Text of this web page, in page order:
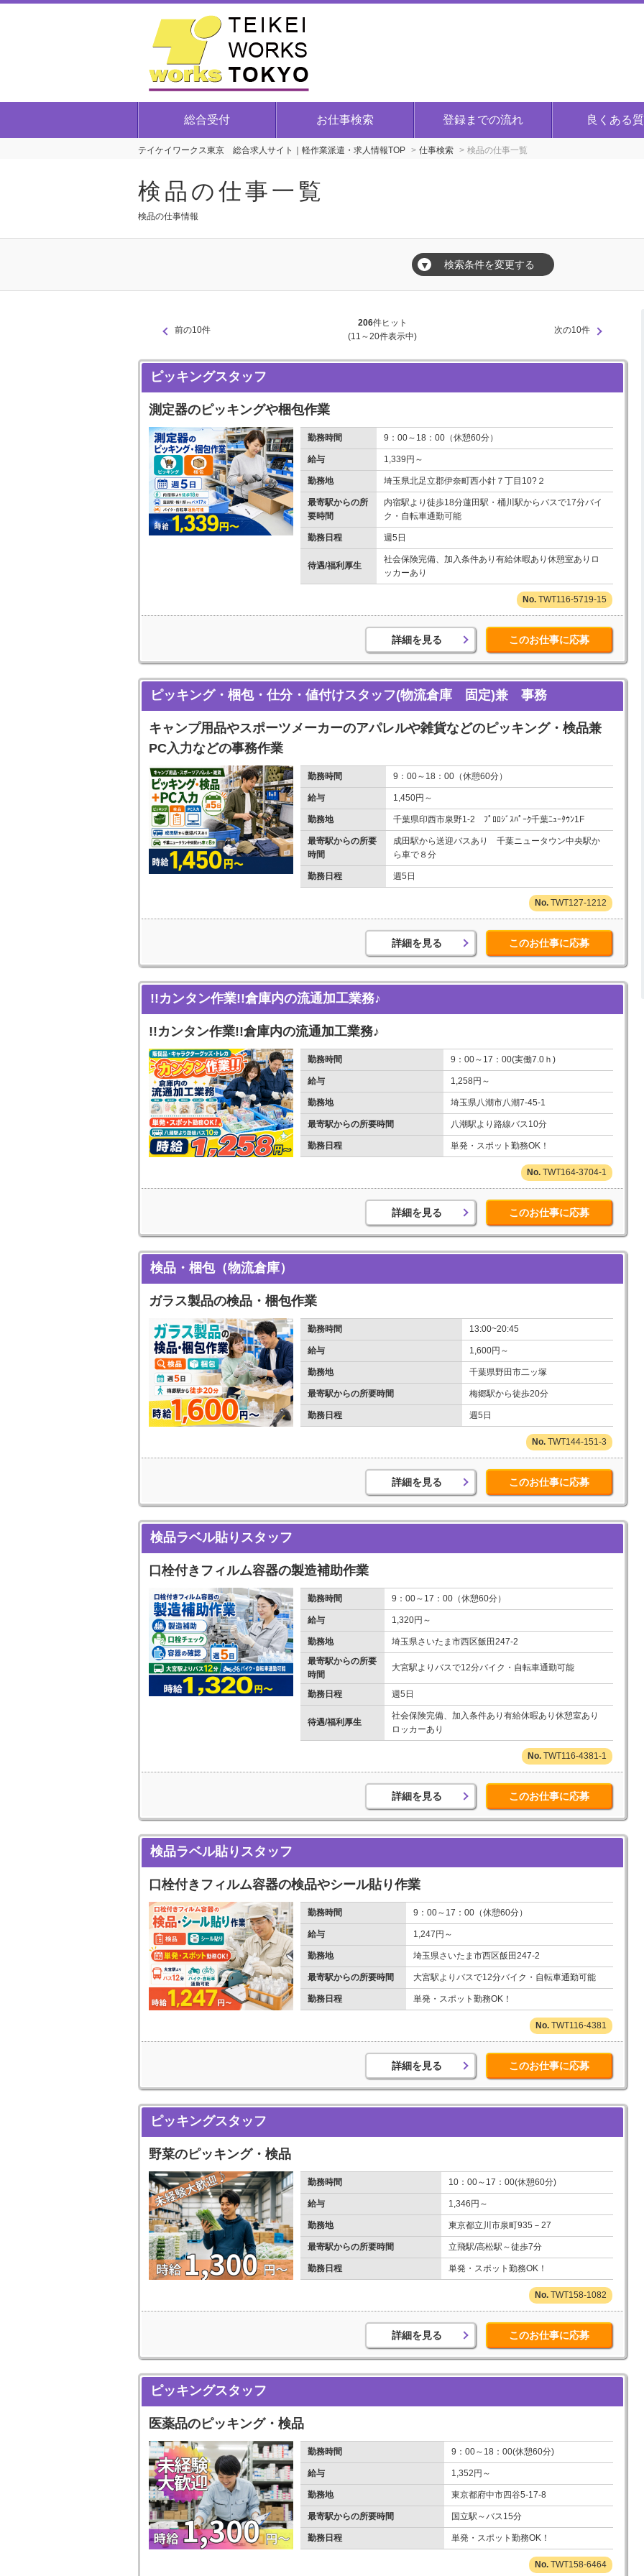
総合受付 お仕事検索 登録までの流れ 良くある
テイケイワークス東京 総合求人サイト｜軽作業派遣・求人情報TOP 仕事検索 検品の仕事一覧
検品の仕事一覧
検品の仕事情報
▼ 検索条件を変更する
前の10件
206件ヒット
(11～20件表示中)
次の10件
ピッキングスタッフ
測定器のピッキングや梱包作業
勤務時間 9：00～18：00（休憩60分）
給与 1,339円～
勤務地 埼玉県北足立郡伊奈町西小針７丁目10?２
最寄駅からの所
要時間
内宿駅より徒歩18分蓮田駅・桶川駅からバスで17分バイ
ク・自転車通勤可能
勤務日程 週5日
待遇/福利厚生
社会保険完備、加入条件あり有給休暇あり休憩室ありロ
ッカーあり
TWT116-5719-15
詳細を見る このお仕事に応募
ピッキング・梱包・仕分・値付けスタッフ(物流倉庫 固定)兼 事務
キャンプ用品やスポーツメーカーのアパレルや雑貨などのピッキング・検品兼
PC入力などの事務作業
勤務時間 9：00～18：00（休憩60分）
給与 1,450円～
勤務地 千葉県印西市泉野1-2 ﾌﾟﾛﾛｼﾞｽﾊﾟｰｸ千葉ﾆｭｰﾀｳﾝ1F
最寄駅からの所要
時間
成田駅から送迎バスあり 千葉ニュータウン中央駅か
ら車で８分
勤務日程 週5日
TWT127-1212
詳細を見る このお仕事に応募
!!カンタン作業!!倉庫内の流通加工業務♪
!!カンタン作業!!倉庫内の流通加工業務♪
勤務時間 9：00～17：00(実働7.0ｈ)
給与 1,258円～
勤務地 埼玉県八潮市八潮7-45-1
最寄駅からの所要時間 八潮駅より路線バス10分
勤務日程 単発・スポット勤務OK！
TWT164-3704-1
詳細を見る このお仕事に応募
検品・梱包（物流倉庫）
ガラス製品の検品・梱包作業
勤務時間 13:00~20:45
給与 1,600円～
勤務地 千葉県野田市二ッ塚
最寄駅からの所要時間 梅郷駅から徒歩20分
勤務日程 週5日
TWT144-151-3
詳細を見る このお仕事に応募
検品ラベル貼りスタッフ
口栓付きフィルム容器の製造補助作業
勤務時間 9：00～17：00（休憩60分）
給与 1,320円～
勤務地
埼玉県さいたま市西区飯田247-2
最寄駅からの所要
時間
大宮駅よりバスで12分バイク・自転車通勤可能
勤務日程 週5日
待遇/福利厚生
社会保険完備、加入条件あり有給休暇あり休憩室あり
ロッカーあり
TWT116-4381-1
詳細を見る このお仕事に応募
検品ラベル貼りスタッフ
口栓付きフィルム容器の検品やシール貼り作業
勤務時間 9：00～17：00（休憩60分）
給与 1,247円～
勤務地 埼玉県さいたま市西区飯田247-2
最寄駅からの所要時間 大宮駅よりバスで12分バイク・自転車通勤可能
勤務日程 単発・スポット勤務OK！
TWT116-4381
詳細を見る このお仕事に応募
ピッキングスタッフ
野菜のピッキング・検品
勤務時間 10：00～17：00(休憩60分)
給与 1,346円～
勤務地 東京都立川市泉町935－27
最寄駅からの所要時間 立飛駅/高松駅～徒歩7分
勤務日程 単発・スポット勤務OK！
TWT158-1082
詳細を見る このお仕事に応募
ピッキングスタッフ
医薬品のピッキング・検品
勤務時間 9：00～18：00(休憩60分)
給与 1,352円～
勤務地 東京都府中市四谷5-17-8
最寄駅からの所要時間 国立駅～バス15分
勤務日程 単発・スポット勤務OK！
TWT158-6464